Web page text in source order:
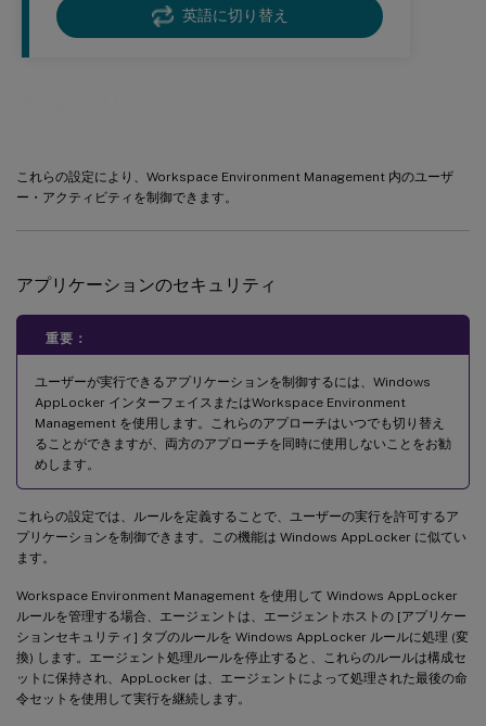
英語に切り替え
これらの設定により、Workspace Environment Management 内のユーザ
ー・アクティビティを制御できます。
アプリケーションのセキュリティ
重要：
ユーザーが実行できるアプリケーションを制御するには、Windows
AppLocker インターフェイスまたはWorkspace Environment
Management を使用します。これらのアプローチはいつでも切り替え
ることができますが、両方のアプローチを同時に使用しないことをお勧
めします。
これらの設定では、ルールを定義することで、ユーザーの実行を許可するア
プリケーションを制御できます。この機能は Windows AppLocker に似てい
ます。
Workspace Environment Management を使用して Windows AppLocker
ルールを管理する場合、エージェントは、エージェントホストの [アプリケー
ションセキュリティ] タブのルールを Windows AppLocker ルールに処理 (変
換) します。エージェント処理ルールを停止すると、これらのルールは構成セ
ットに保持され、AppLocker は、エージェントによって処理された最後の命
令セットを使用して実行を継続します。